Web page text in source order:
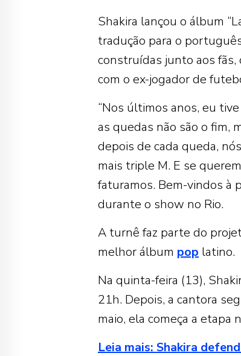
Shakira lançou o álbum
tradução para o
construídas junto aos fãs,
com o ex-jogador de
“Nos últimos anos, eu
as quedas não são o fim,
depois de cada queda,
mais triple M. E se
faturamos. Bem-vindos à
durante o show no Rio.
A turnê faz parte do
melhor álbum pop latino.
Na quinta-feira (13),
21h. Depois, a cantora
maio, ela começa a etapa
Leia mais: Shakira